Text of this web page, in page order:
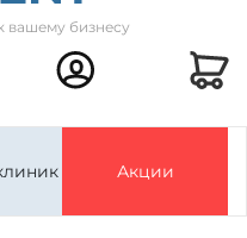
вашему бизнесу
Акции